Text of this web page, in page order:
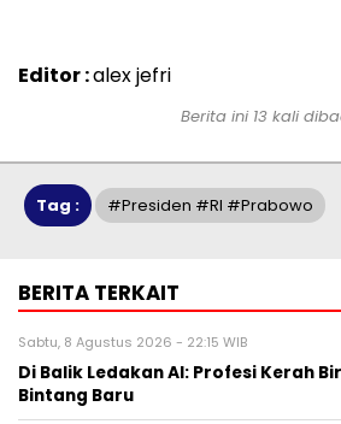
Editor :alex jefri
Berita ini 13 kali
Tag : #Presiden #RI #Prabowo
BERITA TERKAIT
Sabtu, 8 Agustus 2026 - 22:15 WIB
Di Balik Ledakan AI: Profesi Kerah
Bintang Baru